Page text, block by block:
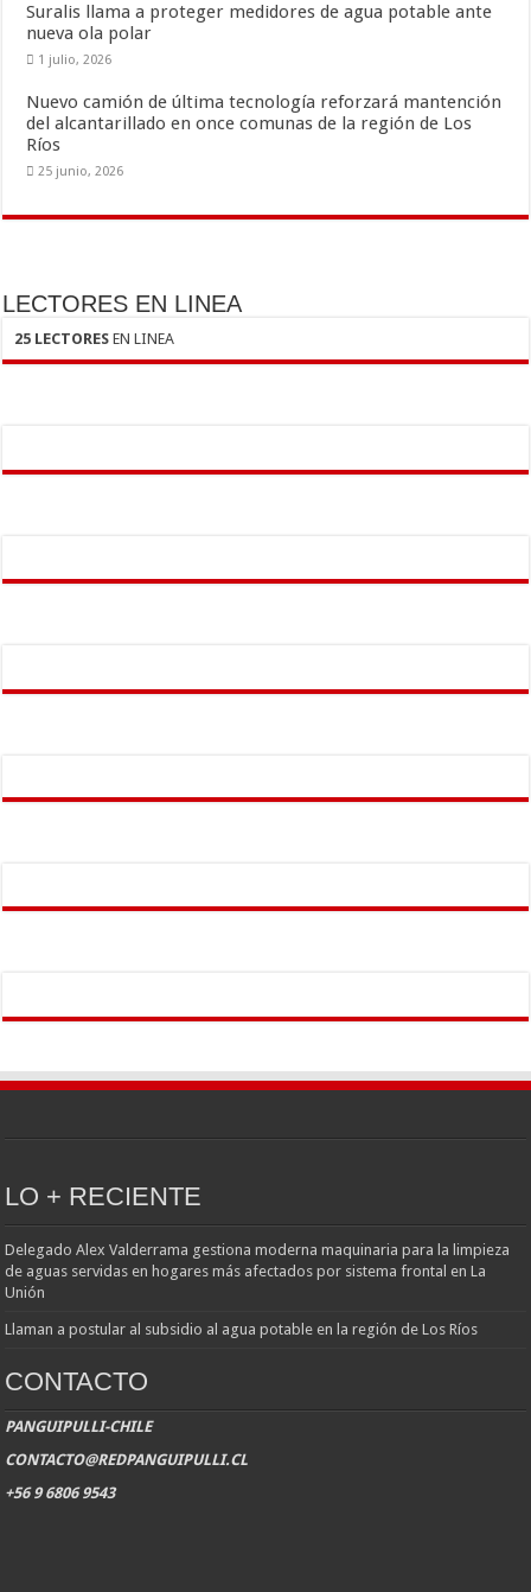
Suralis llama a proteger medidores de agua potable ante
nueva ola polar
1 julio, 2026
Nuevo camión de última tecnología reforzará mantención
del alcantarillado en once comunas de la región de Los
Ríos
25 junio, 2026
LECTORES EN LINEA
25 LECTORES EN LINEA
LO + RECIENTE
Delegado Alex Valderrama gestiona moderna maquinaria para la limpieza
de aguas servidas en hogares más afectados por sistema frontal en La
Unión
Llaman a postular al subsidio al agua potable en la región de Los Ríos
CONTACTO
PANGUIPULLI-CHILE
CONTACTO@REDPANGUIPULLI.CL
+56 9 6806 9543